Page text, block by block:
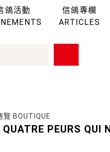
鴿活動
信鴿專欄
ARTICLES
覽 BOUTIQUE
QUATRE PEURS QUI